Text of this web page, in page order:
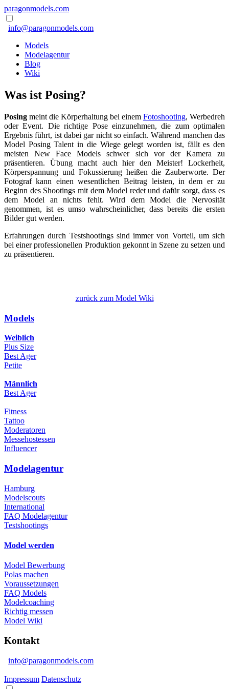
paragonmodels.com
info@paragonmodels.com
Models
Modelagentur
Blog
Wiki
Was ist Posing?
Posing meint die Körperhaltung bei einem Fotoshooting, Werbedreh
oder Event. Die richtige Pose einzunehmen, die zum optimalen
Ergebnis führt, ist dabei gar nicht so einfach. Während manchen das
Model Posing Talent in die Wiege gelegt worden ist, fällt es den
meisten New Face Models schwer sich vor der Kamera zu
präsentieren. Übung macht auch hier den Meister! Lockerheit,
Körperspannung und Fokussierung heißen die Zauberworte. Der
Fotograf kann einen wesentlichen Beitrag leisten, in dem er zu
Beginn des Shootings mit dem Model redet und dafür sorgt, dass es
dem Model an nichts fehlt. Wird dem Model die Nervosität
genommen, ist es umso wahrscheinlicher, dass bereits die ersten
Bilder gut werden.
Erfahrungen durch Testshootings sind immer von Vorteil, um sich
bei einer professionellen Produktion gekonnt in Szene zu setzen und
zu präsentieren.
zurück zum Model Wiki
Models
Weiblich
Plus Size
Best Ager
Petite
Männlich
Best Ager
Fitness
Tattoo
Moderatoren
Messehostessen
Influencer
Modelagentur
Hamburg
Modelscouts
International
FAQ Modelagentur
Testshootings
Model werden
Model Bewerbung
Polas machen
Voraussetzungen
FAQ Models
Modelcoaching
Richtig messen
Model Wiki
Kontakt
info@paragonmodels.com
Impressum Datenschutz